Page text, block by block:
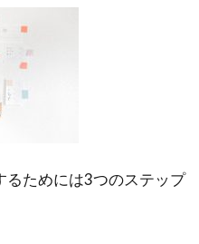
るためには3つのステップ